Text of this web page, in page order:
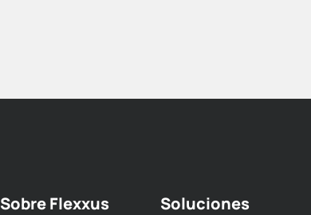
Sobre Flexxus Soluciones